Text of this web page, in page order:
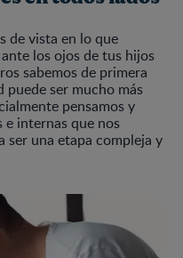
de vista en lo que
los ojos de tus hijos
sabemos de primera
puede ser mucho más
pensamos y
e internas que nos
ser una etapa compleja y